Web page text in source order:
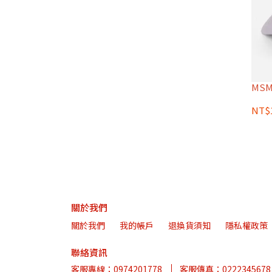
關於我們
關於我們 我的帳戶 退換貨須知 隱私權政策
聯絡資訊
客服專線：0974201778 客服傳真：0222345678